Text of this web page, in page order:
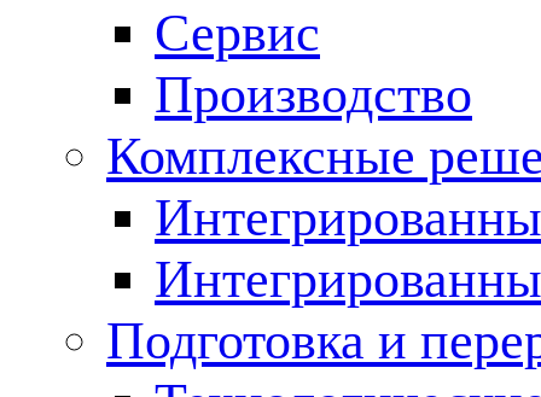
Сервис
Производство
Комплексные
Подготовка и